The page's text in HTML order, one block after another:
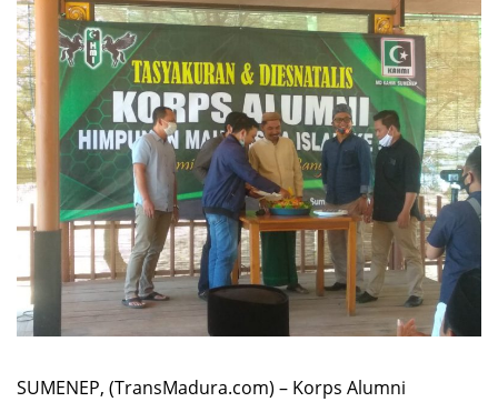
SUMENEP, (TransMadura.com) – Korps Alumni